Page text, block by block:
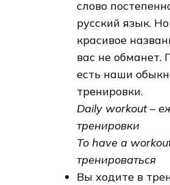
слово
русский язык.
красивое
вас не обманет.
есть наши
тренировки.
Daily workout –
тренировки
To have a
тренироваться
Вы ходите в